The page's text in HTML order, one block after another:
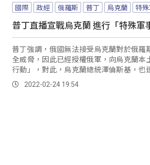
國際 政經 俄羅斯 普丁 烏克蘭 特
普丁直播宣戰烏克蘭 進行「特殊軍
普丁強調，俄國無法接受烏克蘭對於俄羅
全威脅，因此已經授權俄軍，向烏克蘭本
行動」，對此，烏克蘭總統澤倫斯基，也
布戒嚴令，並呼籲人們冷靜，因為烏克蘭首
2022-02-24 19:54